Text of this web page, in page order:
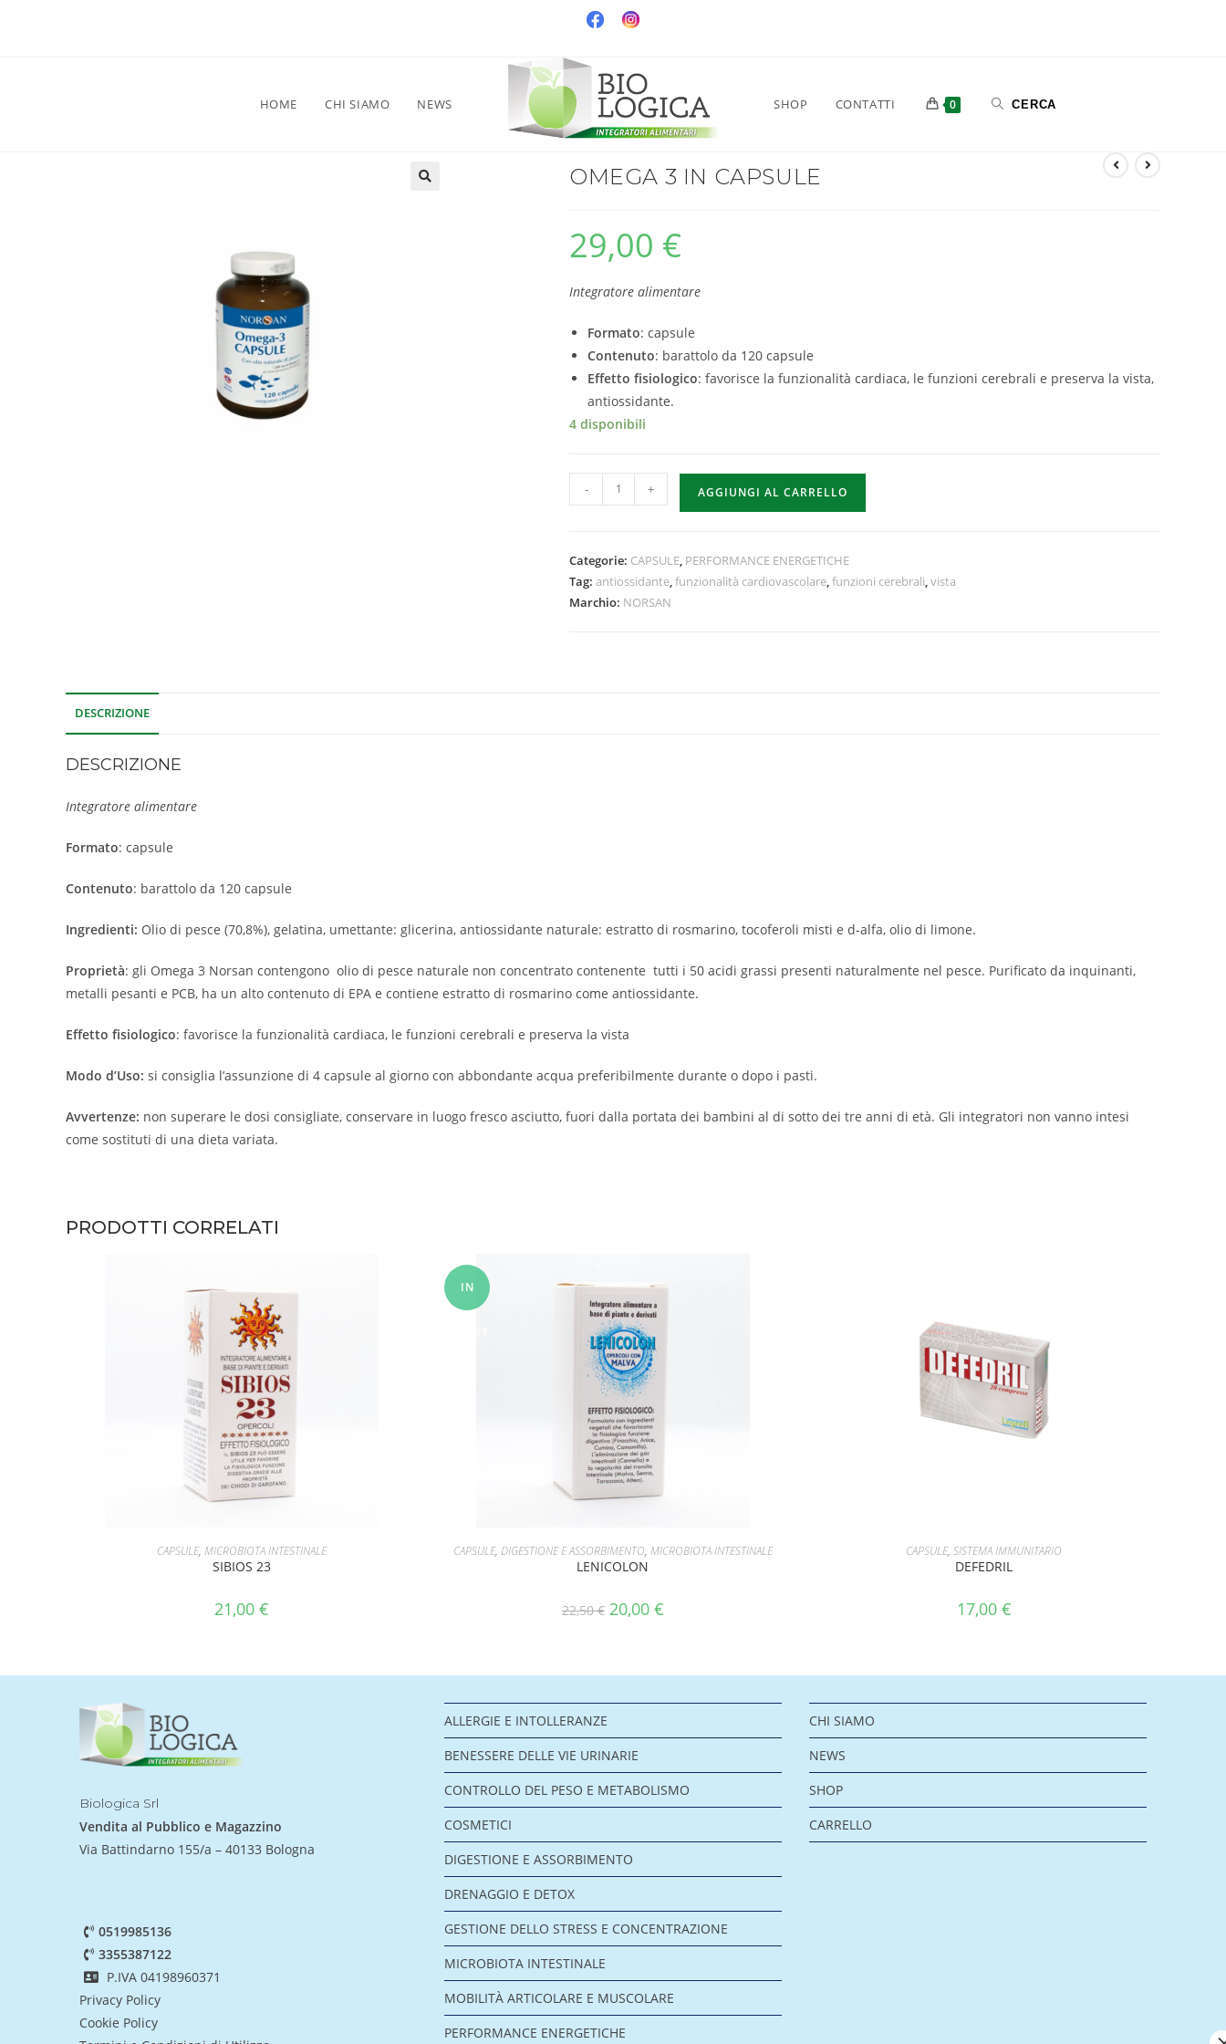
HOME CHI SIAMO NEWS SHOP CONTATTI 0
OMEGA 3 IN CAPSULE
29,00 €
Integratore alimentare
Formato: capsule
Contenuto: barattolo da 120 capsule
Effetto fisiologico: favorisce la funzionalità cardiaca, le funzioni cerebrali e preserva la vista,
antiossidante.
4 disponibili
- + AGGIUNGI AL CARRELLO
Categorie: CAPSULE, PERFORMANCE ENERGETICHE
Tag: antiossidante,funzionalità cardiovascolare,funzioni cerebrali,vista
Marchio: NORSAN
DESCRIZIONE
DESCRIZIONE
Integratore alimentare
Formato: capsule
Contenuto: barattolo da 120 capsule
Ingredienti: Olio di pesce (70,8%), gelatina, umettante: glicerina, antiossidante naturale: estratto di rosmarino, tocoferoli misti e d-alfa, olio di limone.
Proprietà: gli Omega 3 Norsan contengono olio di pesce naturale non concentrato contenente tutti i 50 acidi grassi presenti naturalmente nel pesce. Purificato da inquinanti,
metalli pesanti e PCB, ha un alto contenuto di EPA e contiene estratto di rosmarino come antiossidante.
Effetto fisiologico: favorisce la funzionalità cardiaca, le funzioni cerebrali e preserva la vista
Modo d’Uso: si consiglia l’assunzione di 4 capsule al giorno con abbondante acqua preferibilmente durante o dopo i pasti.
Avvertenze: non superare le dosi consigliate, conservare in luogo fresco asciutto, fuori dalla portata dei bambini al di sotto dei tre anni di età. Gli integratori non vanno intesi
come sostituti di una dieta variata.
PRODOTTI CORRELATI
AGGIUNGI AL CARRELLO
CAPSULE,MICROBIOTA INTESTINALE
SIBIOS 23
21,00€
IN
AGGIUNGI AL CARRELLO
CAPSULE, DIGESTIONE E ASSORBIMENTO, MICROBIOTA INTESTINALE
LENICOLON
22,50€ 20,00 €
AGGIUNGI AL CARRELLO
CAPSULE,SISTEMA IMMUNITARIO
DEFEDRIL
17,00 €
Biologica Srl
Vendita al Pubblico e Magazzino
Via Battindarno 155/a – 40133 Bologna
0519985136
3355387122
P.IVA 04198960371
Privacy Policy
Cookie Policy
ALLERGIE E INTOLLERANZE
BENESSERE DELLE VIE URINARIE
CONTROLLO DEL PESO E METABOLISMO
COSMETICI
DIGESTIONE E ASSORBIMENTO
DRENAGGIO E DETOX
GESTIONE DELLO STRESS E CONCENTRAZIONE
MICROBIOTA INTESTINALE
MOBILITÀ ARTICOLARE E MUSCOLARE
PERFORMANCE ENERGETICHE
CHI SIAMO
NEWS
SHOP
CARRELLO